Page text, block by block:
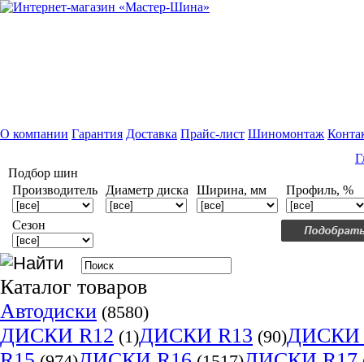
О компании Гарантия Доставка Прайс-лист Шиномонтаж
Подбор шин
Производитель
Диаметр диска Ширина, мм Профиль, %
Сезон
Каталог товаров
Автодиски (8580)
ДИСКИ R12 (1)ДИСКИ R13 (90)ДИСКИ